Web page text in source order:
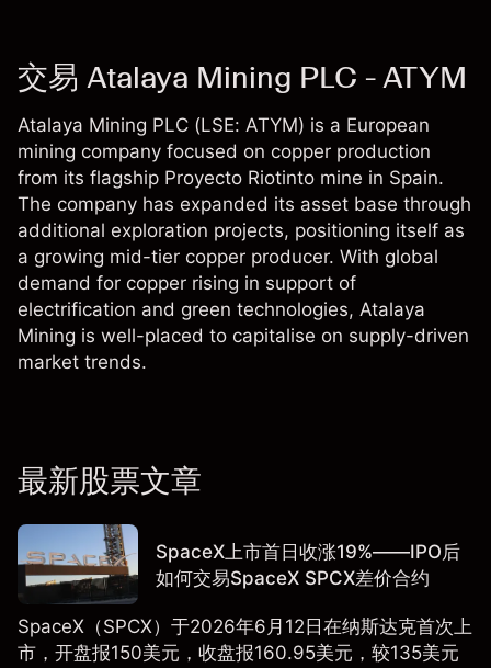
交易 Atalaya Mining PLC - ATYM
Atalaya Mining PLC (LSE: ATYM) is a European
mining company focused on copper production
from its flagship Proyecto Riotinto mine in Spain.
The company has expanded its asset base through
additional exploration projects, positioning itself as
a growing mid-tier copper producer. With global
demand for copper rising in support of
electrification and green technologies, Atalaya
Mining is well-placed to capitalise on supply-driven
market trends.
最新股票文章
SpaceX上市首日收涨19%——IPO后
如何交易SpaceX SPCX差价合约
SpaceX（SPCX）于2026年6月12日在纳斯达克首次上
市，开盘报150美元，收盘报160.95美元，较135美元